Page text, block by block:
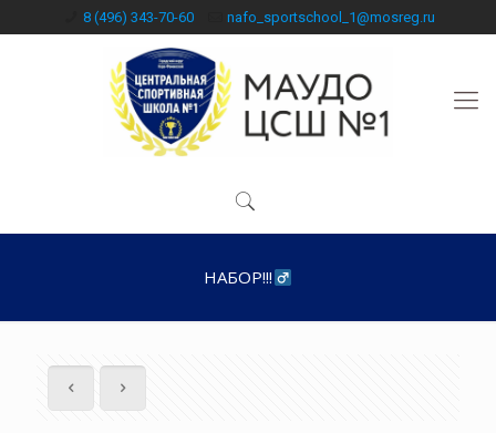
8 (496) 343-70-60 nafo_sportschool_1@mosreg.ru
НАБОР!!!‍